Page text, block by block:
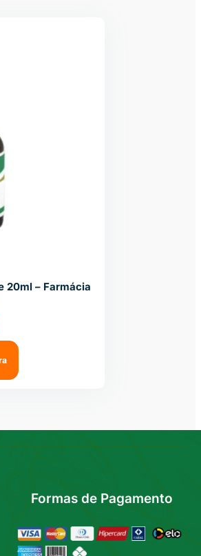
20ml – Farmácia
Formas de Pagamento